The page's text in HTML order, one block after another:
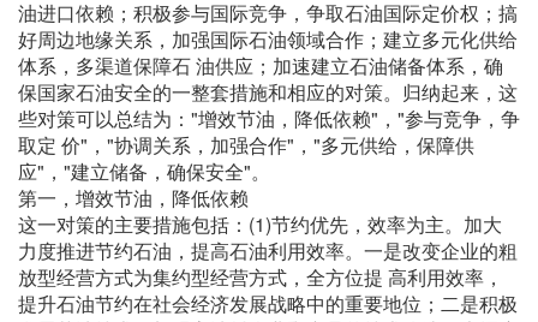
油进口依赖；积极参与国际竞争，争取石油国际定价权；搞
好周边地缘关系，加强国际石油领域合作；建立多元化供给
体系，多渠道保障石 油供应；加速建立石油储备体系，确
保国家石油安全的一整套措施和相应的对策。归纳起来，这
些对策可以总结为："增效节油，降低依赖"，"参与竞争，争
取定 价"，"协调关系，加强合作"，"多元供给，保障供
应"，"建立储备，确保安全"。
第一，增效节油，降低依赖
这一对策的主要措施包括：(1)节约优先，效率为主。加大
力度推进节约石油，提高石油利用效率。一是改变企业的粗
放型经营方式为集约型经营方式，全方位提 高利用效率，
提升石油节约在社会经济发展战略中的重要地位；二是积极